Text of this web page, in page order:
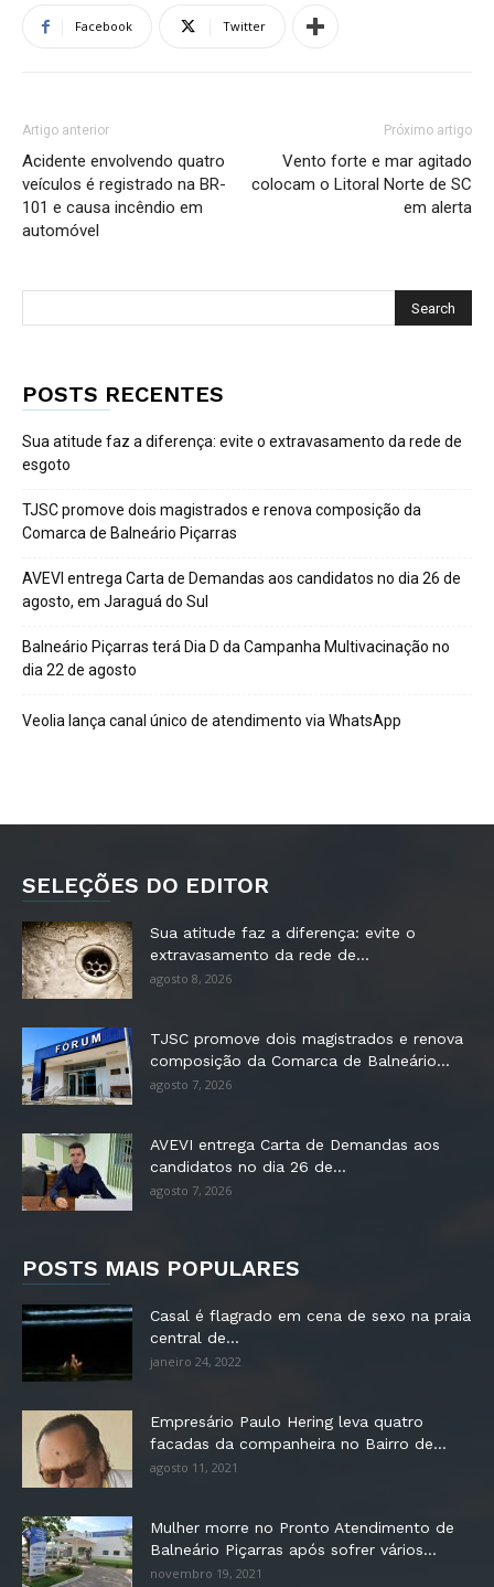
Facebook Twitter
Artigo anterior
Acidente envolvendo quatro
veículos é registrado na BR-
101 e causa incêndio em
automóvel
Próximo artigo
Vento forte e mar agitado
colocam o Litoral Norte de SC
em alerta
POSTS RECENTES
Sua atitude faz a diferença: evite o extravasamento da rede de
esgoto
TJSC promove dois magistrados e renova composição da
Comarca de Balneário Piçarras
AVEVI entrega Carta de Demandas aos candidatos no dia 26 de
agosto, em Jaraguá do Sul
Balneário Piçarras terá Dia D da Campanha Multivacinação no
dia 22 de agosto
Veolia lança canal único de atendimento via WhatsApp
SELEÇÕES DO EDITOR
Sua atitude faz a diferença: evite o
extravasamento da rede de...
agosto 8, 2026
TJSC promove dois magistrados e renova
composição da Comarca de Balneário...
agosto 7, 2026
AVEVI entrega Carta de Demandas aos
candidatos no dia 26 de...
agosto 7, 2026
POSTS MAIS POPULARES
Casal é flagrado em cena de sexo na praia
central de...
janeiro 24, 2022
Empresário Paulo Hering leva quatro
facadas da companheira no Bairro de...
agosto 11, 2021
Mulher morre no Pronto Atendimento de
Balneário Piçarras após sofrer vários...
novembro 19, 2021